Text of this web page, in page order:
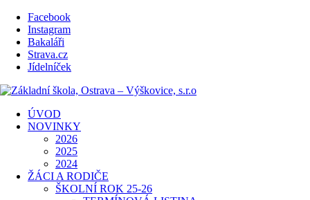
Facebook
Instagram
Bakaláři
Strava.cz
Jídelníček
ÚVOD
NOVINKY
2026
2025
2024
ŽÁCI A RODIČE
ŠKOLNÍ ROK 25-26